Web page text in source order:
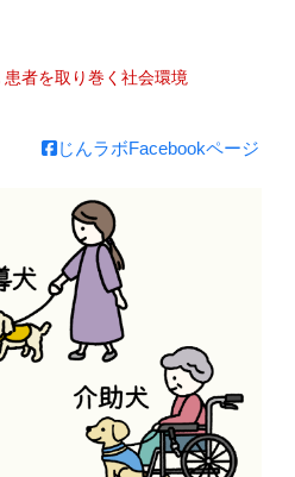
患者を取り巻く社会環境
じんラボFacebookページ